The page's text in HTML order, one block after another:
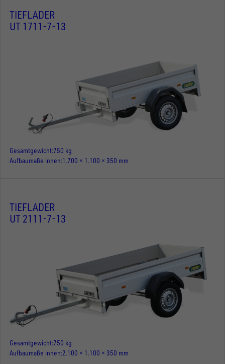
TIEFLADER
UT 1711-7-13
Gesamtgewicht 750 kg
Aufbaumaße innen 1.700 × 1.100 × 350 mm
TIEFLADER
UT 2111-7-13
Gesamtgewicht 750 kg
Aufbaumaße innen 2.100 × 1.100 × 350 mm